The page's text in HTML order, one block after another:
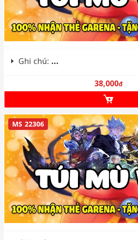
Ghi chú: ...
38,000đ
MS 22306